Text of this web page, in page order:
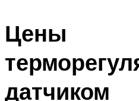
Цены
датчиком